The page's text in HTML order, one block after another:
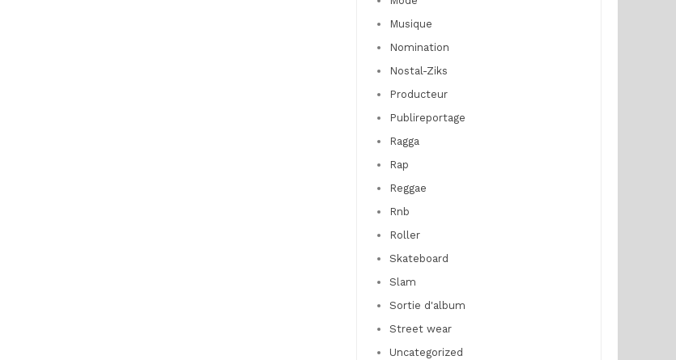
Musique
Nomination
Nostal-Ziks
Producteur
Publireportage
Ragga
Rap
Reggae
Rnb
Roller
Skateboard
Slam
Sortie d'album
Street wear
Uncategorized